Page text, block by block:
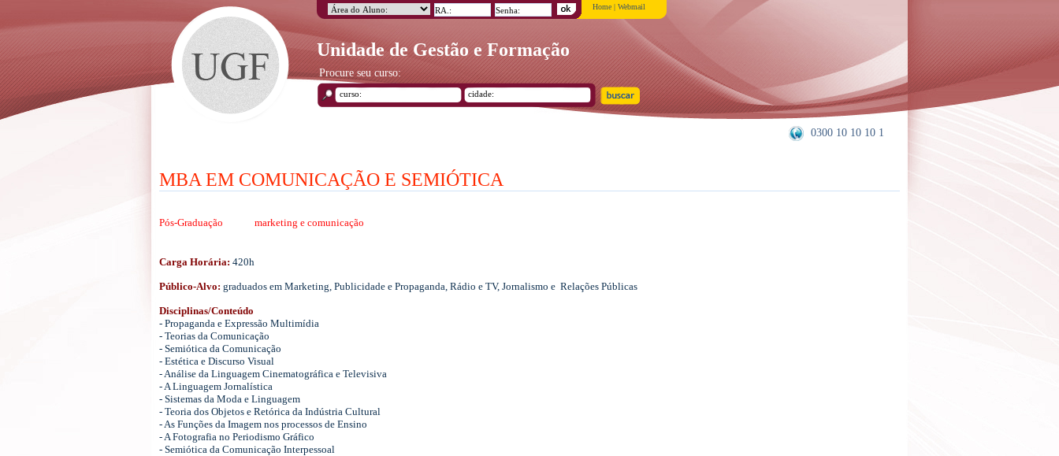
Unidade de Gestão e Formação
Home | Webmail
Procure seu curso:
0300 10 10 10 1
MBA EM COMUNICAÇÃO E SEMIÓTICA
Pós-Graduação marketing e comunicação
Carga Horária: 420h
Público-Alvo: graduados em Marketing, Publicidade e Propaganda, Rádio e TV, Jornalismo e Relações Públicas
Disciplinas/Conteúdo
- Propaganda e Expressão Multimídia
- Teorias da Comunicação
- Semiótica da Comunicação
- Estética e Discurso Visual
- Análise da Linguagem Cinematográfica e Televisiva
- A Linguagem Jornalística
- Sistemas da Moda e Linguagem
- Teoria dos Objetos e Retórica da Indústria Cultural
- As Funções da Imagem nos processos de Ensino
- A Fotografia no Periodismo Gráfico
- Semiótica da Comunicação Interpessoal